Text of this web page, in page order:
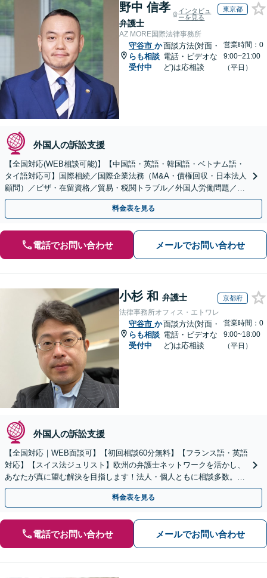
野中 信孝
弁護士
インタビュ
ーを見る
東京都
AZ MORE国際法律事務所
守谷市 か
らも相談
受付中
面談方法(対面・
電話・ビデオな
ど)は応相談
営業時間：0
9:00~21:00
（平日）
外国人の訴訟支援
【全国対応(WEB相談可能)】【中国語・英語・韓国語・ベトナム語・
タイ語対応可】国際相続／国際企業法務（M&A・債権回収・日本法人
顧問）／ビザ・在留資格／貿易・税関トラブル／外国人労働問題／外
国人刑事事件など、幅広いご相談に対応可能
料金表を見る
電話でお問い合わせ メールでお問い合わせ
小杉 和 弁護士 京都府
法律事務所オフィス・エトワレ
守谷市 か
らも相談
受付中
面談方法(対面・
電話・ビデオな
ど)は応相談
営業時間：0
9:00~18:00
（平日）
外国人の訴訟支援
【全国対応｜WEB面談可】【初回相談60分無料】【フランス語・英語
対応】【スイス法ジュリスト】欧州の弁護士ネットワークを活かし、
あなたが真に望む解決を目指します！法人・個人ともに相談多数。細
やかな連絡と粘り強い交渉を徹底【休日・夜間相談可】
料金表を見る
電話でお問い合わせ メールでお問い合わせ